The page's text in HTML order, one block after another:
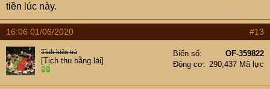
tiền lúc này.
16:06 01/06/2020 #13
Tĩnh hiên trà
[Tịch thu bằng lái]
Biển số
OF-359822
Động cơ
290,437 Mã lực